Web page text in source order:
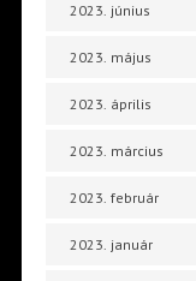
2023. június
2023. május
2023. április
2023. március
2023. február
2023. január